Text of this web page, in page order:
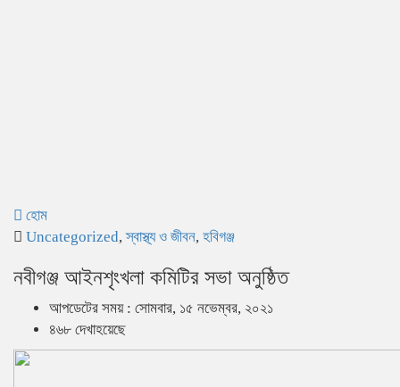
হোম
Uncategorized,স্বাস্থ্য ও জীবন, হবিগঞ্জ
নবীগঞ্জ আইনশৃংখলা কমিটির সভা অনুষ্ঠিত
আপডেটের সময় : সোমবার, ১৫ নভেম্বর, ২০২১
৪৬৮ দেখাহয়েছে